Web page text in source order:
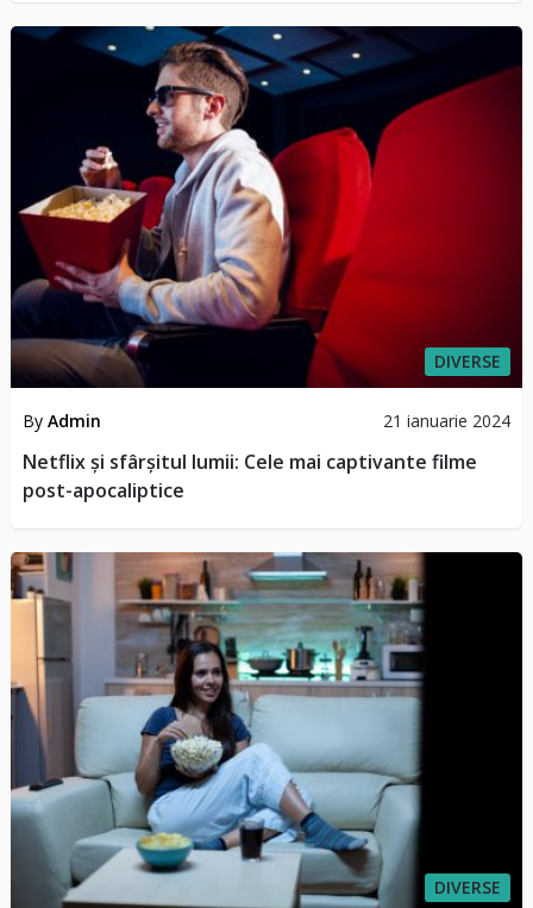
DIVERSE
By Admin 21 ianuarie 2024
Netflix și sfârșitul lumii: Cele mai captivante filme
post-apocaliptice
DIVERSE